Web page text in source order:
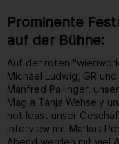
Prominente
auf der Bühne:
Auf der roten
Michael Ludwig, GR
Manfred Pallinger,
Mag.a Tanja Wehsely
not least unser
Interview mit Markus